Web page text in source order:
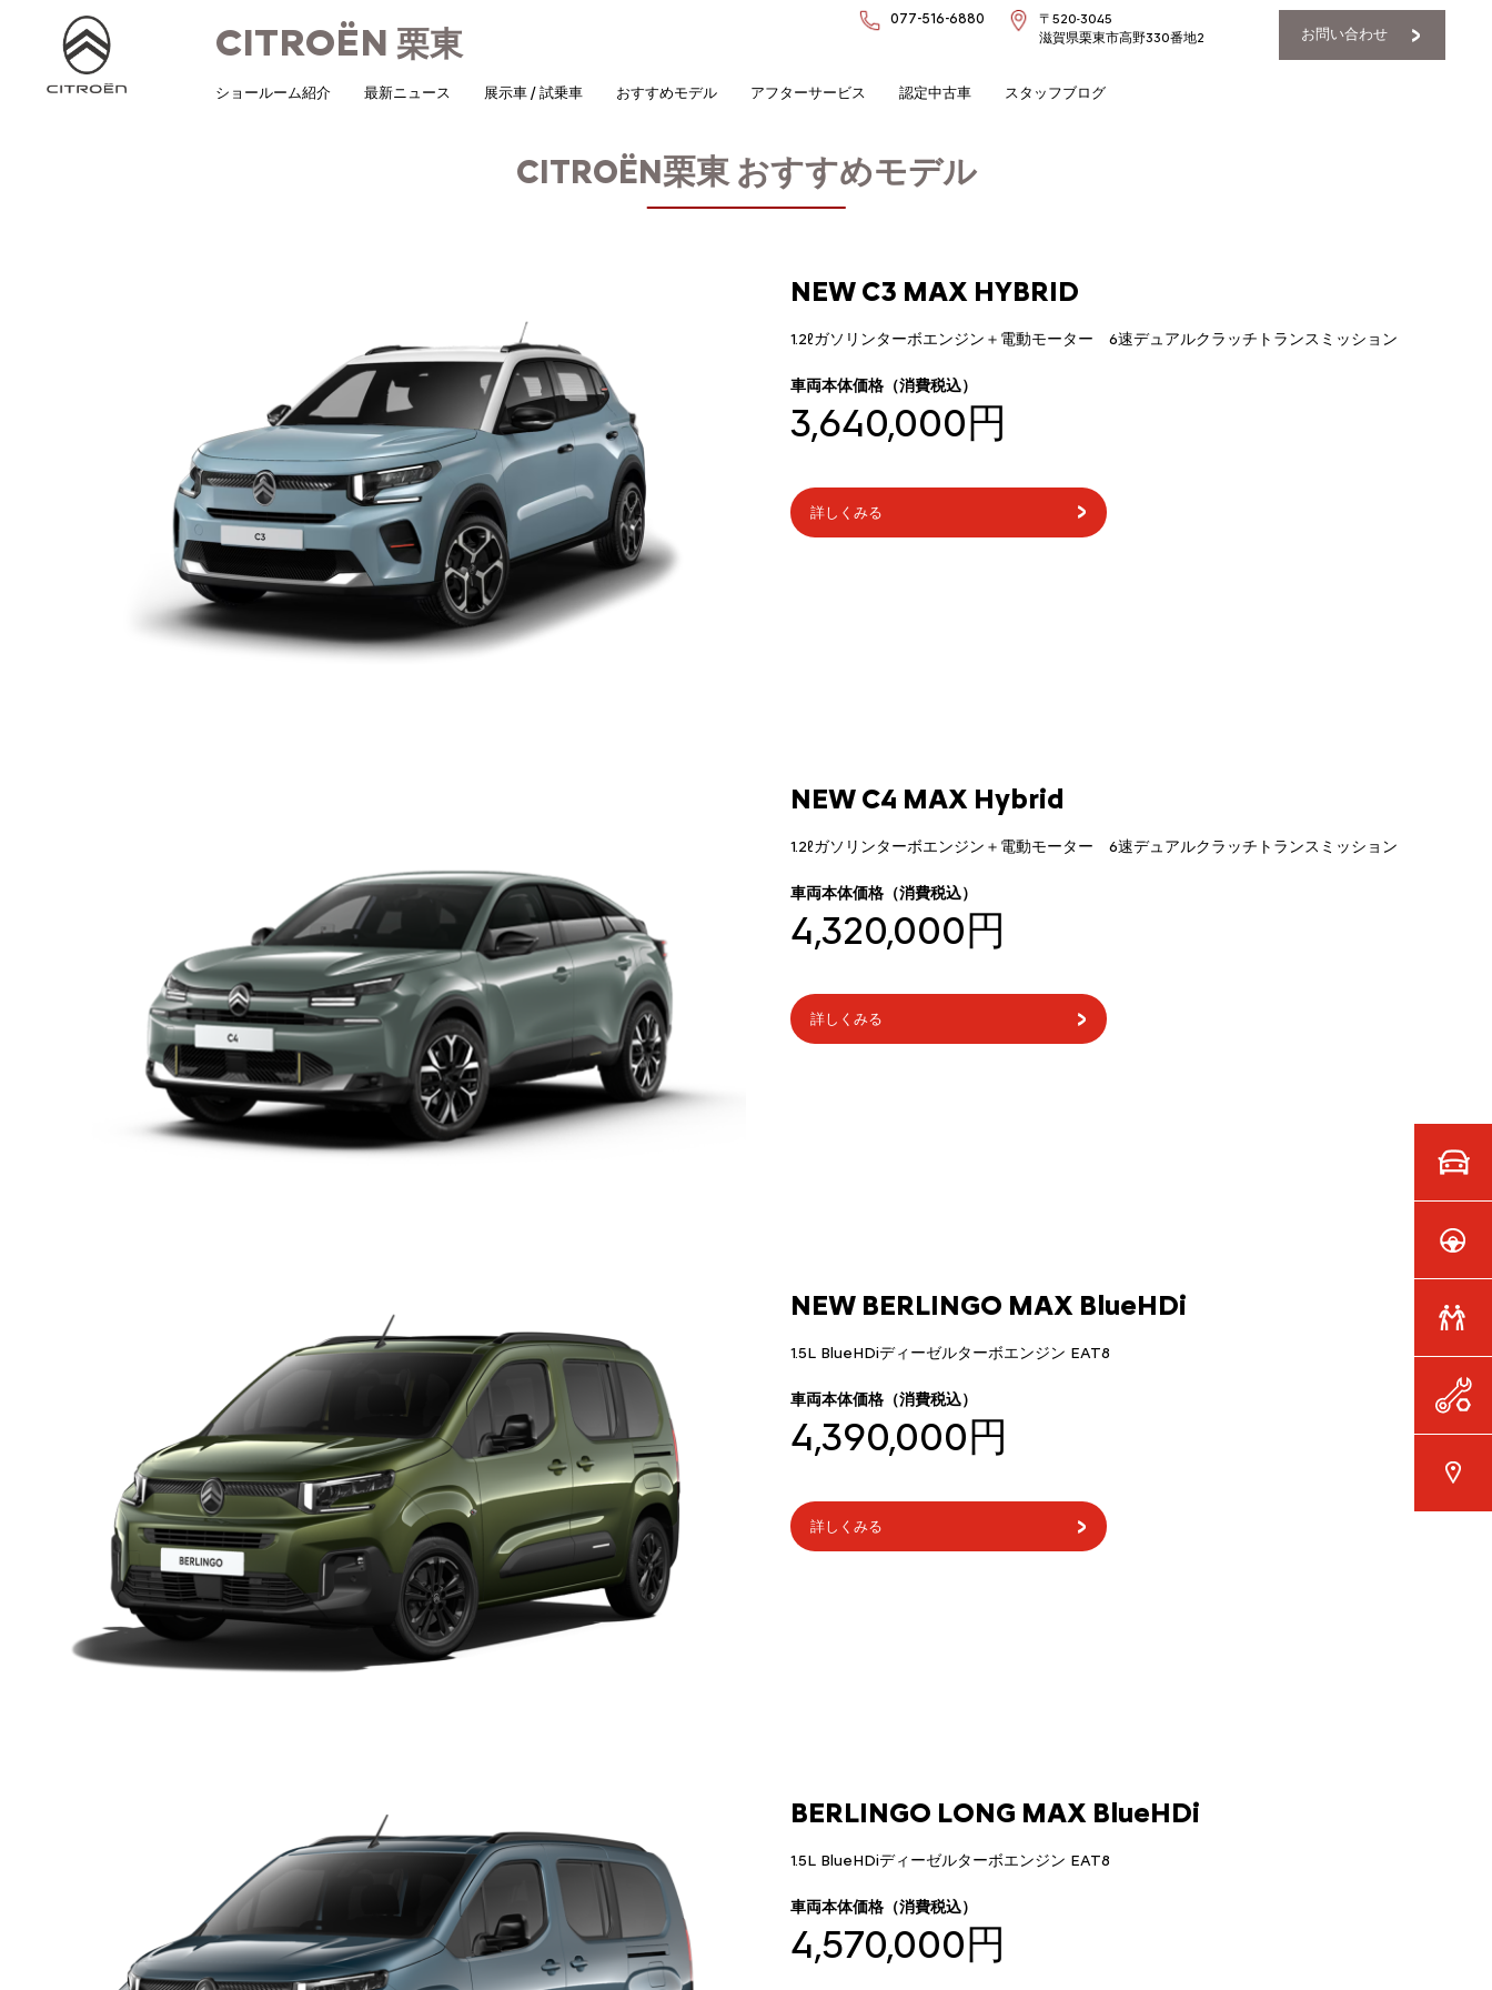
CITROËN 栗東
077-516-6880
〒520-3045
滋賀県栗東市高野330番地2
お問い合わせ
ショールーム紹介 最新ニュース 展示車 / 試乗車 おすすめモデル アフターサービス 認定中古車 スタッフブログ
CITROËN栗東おすすめモデル
NEW C3 MAX HYBRID
1.2ℓガソリンターボエンジン＋電動モーター 6速デュアルクラッチトランスミッション
車両本体価格（消費税込）
3,640,000円
詳しくみる
NEW C4 MAX Hybrid
1.2ℓガソリンターボエンジン＋電動モーター 6速デュアルクラッチトランスミッション
車両本体価格（消費税込）
4,320,000円
詳しくみる
NEW BERLINGO MAX BlueHDi
1.5L BlueHDiディーゼルターボエンジン EAT8
車両本体価格（消費税込）
4,390,000円
詳しくみる
BERLINGO LONG MAX BlueHDi
1.5L BlueHDiディーゼルターボエンジン EAT8
車両本体価格（消費税込）
4,570,000円